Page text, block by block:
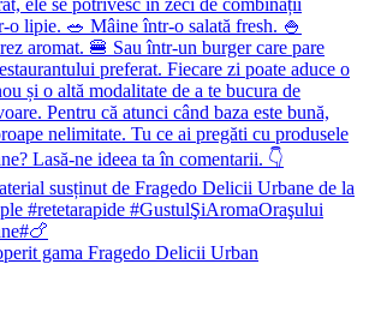
gama Fragedo Delicii Urban